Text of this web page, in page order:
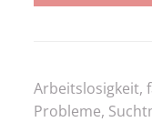
Arbeitslosigkeit,
Probleme,